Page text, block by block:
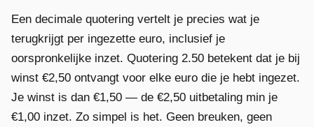
Een decimale quotering vertelt je precies wat je
terugkrijgt per ingezette euro, inclusief je
oorspronkelijke inzet. Quotering 2.50 betekent dat je bij
winst €2,50 ontvangt voor elke euro die je hebt ingezet.
Je winst is dan €1,50 — de €2,50 uitbetaling min je
€1,00 inzet. Zo simpel is het. Geen breuken, geen